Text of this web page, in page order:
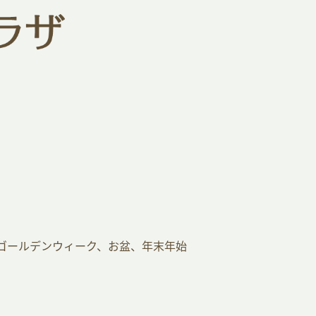
ルデンウィーク、お盆、年末年始